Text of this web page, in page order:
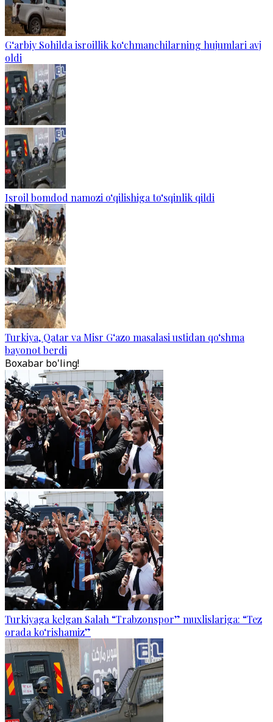
G‘arbiy Sohilda isroillik ko‘chmanchilarning hujumlari avj
oldi
Isroil bomdod namozi o‘qilishiga to‘sqinlik qildi
Turkiya, Qatar va Misr G‘azo masalasi ustidan qo‘shma
bayonot berdi
Boxabar bo'ling!
Turkiyaga kelgan Salah “Trabzonspor” muxlislariga: “Tez
orada ko‘rishamiz”